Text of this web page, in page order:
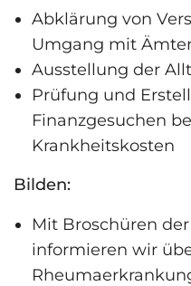
Abklärung von
Umgang mit
Ausstellung der
Prüfung und
Finanzgesuchen
Krankheitskosten
Bilden:
Mit Broschüren
informieren wir